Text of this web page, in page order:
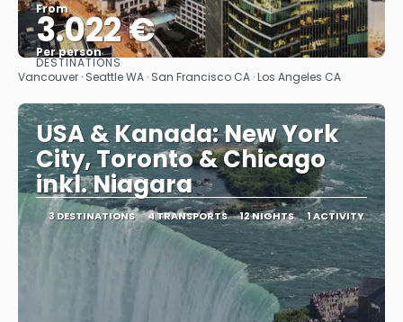
From
3.022 €
Per person
See
DESTINATIONS
Vancouver · Seattle WA · San Francisco CA · Los Angeles CA
USA & Kanada: New York
City, Toronto & Chicago
inkl. Niagara
3 DESTINATIONS 4 TRANSPORTS 12 NIGHTS 1 ACTIVITY